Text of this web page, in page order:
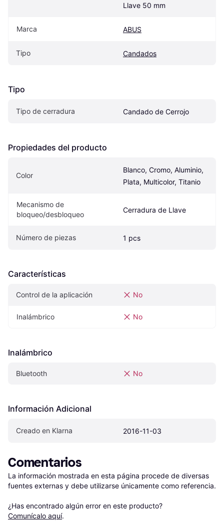
Llave 50 mm
Marca ABUS
Tipo Candados
Tipo
Tipo de cerradura Candado de Cerrojo
Propiedades del producto
Color
Blanco, Cromo, Aluminio,
Plata, Multicolor, Titanio
Mecanismo de
bloqueo/desbloqueo
Cerradura de Llave
Número de piezas 1 pcs
Características
Control de la aplicación No
Inalámbrico No
Inalámbrico
Bluetooth No
Información Adicional
Creado en Klarna 2016-11-03
Comentarios
La información mostrada en esta página procede de diversas
fuentes externas y debe utilizarse únicamente como referencia.
¿Has encontrado algún error en este producto?
Comunícalo aquí.